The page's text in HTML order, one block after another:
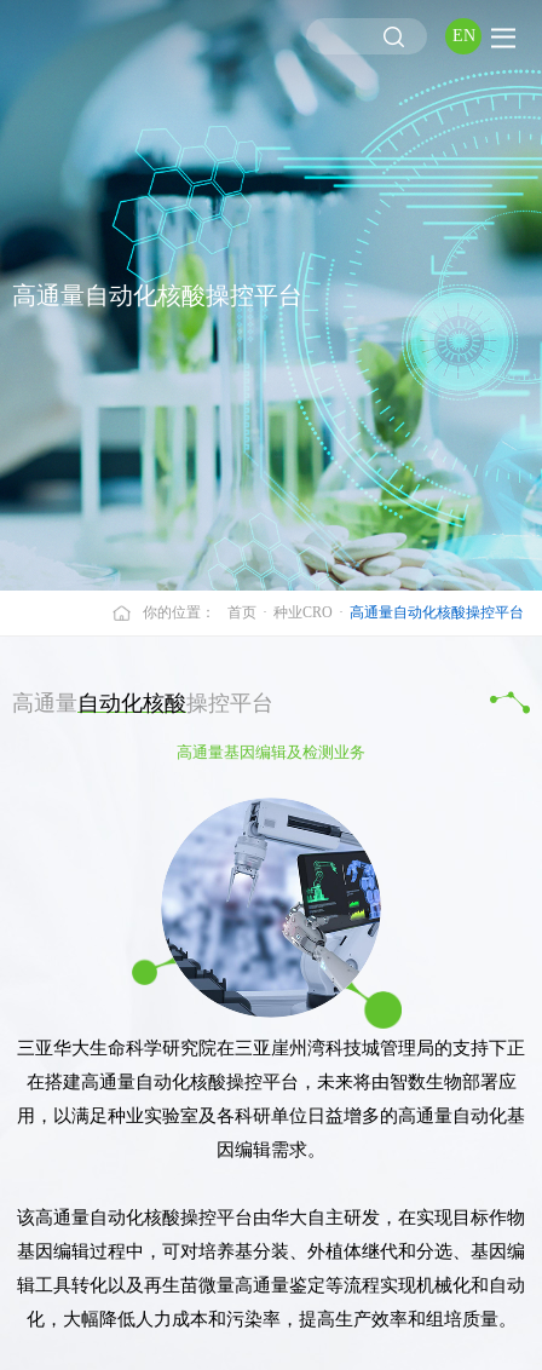
EN
高通量自动化核酸操控平台
你的位置： 首页 · 种业CRO · 高通量自动化核酸操控平台
高通量自动化核酸操控平台
高通量基因编辑及检测业务
三亚华大生命科学研究院在三亚崖州湾科技城管理局的支持下正
在搭建高通量自动化核酸操控平台，未来将由智数生物部署应
用，以满足种业实验室及各科研单位日益增多的高通量自动化基
因编辑需求。
该高通量自动化核酸操控平台由华大自主研发，在实现目标作物
基因编辑过程中，可对培养基分装、外植体继代和分选、基因编
辑工具转化以及再生苗微量高通量鉴定等流程实现机械化和自动
化，大幅降低人力成本和污染率，提高生产效率和组培质量。